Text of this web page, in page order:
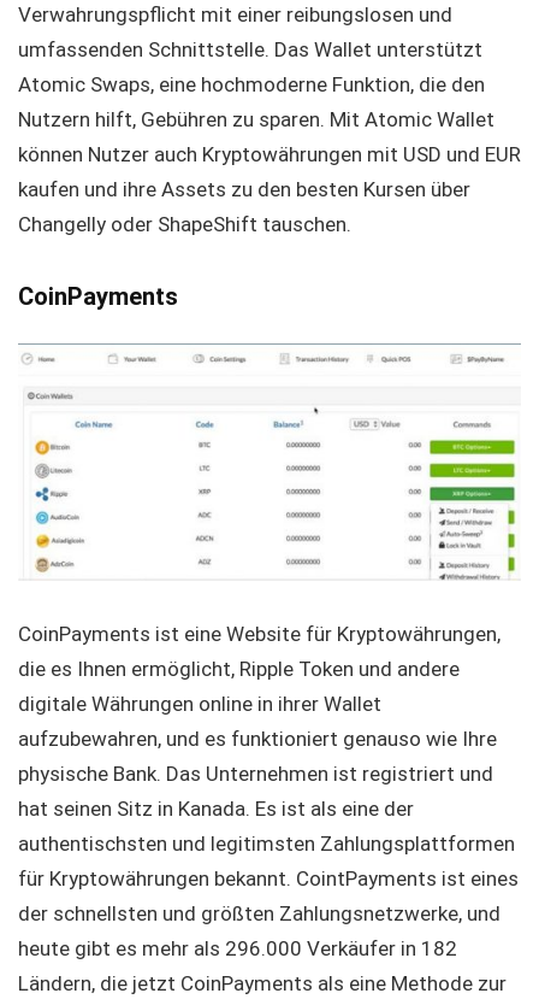
Verwahrungspflicht mit einer reibungslosen und
umfassenden Schnittstelle. Das Wallet unterstützt
Atomic Swaps, eine hochmoderne Funktion, die den
Nutzern hilft, Gebühren zu sparen. Mit Atomic Wallet
können Nutzer auch Kryptowährungen mit USD und EUR
kaufen und ihre Assets zu den besten Kursen über
Changelly oder ShapeShift tauschen.
CoinPayments
CoinPayments ist eine Website für Kryptowährungen,
die es Ihnen ermöglicht, Ripple Token und andere
digitale Währungen online in ihrer Wallet
aufzubewahren, und es funktioniert genauso wie Ihre
physische Bank. Das Unternehmen ist registriert und
hat seinen Sitz in Kanada. Es ist als eine der
authentischsten und legitimsten Zahlungsplattformen
für Kryptowährungen bekannt. CointPayments ist eines
der schnellsten und größten Zahlungsnetzwerke, und
heute gibt es mehr als 296.000 Verkäufer in 182
Ländern, die jetzt CoinPayments als eine Methode zur